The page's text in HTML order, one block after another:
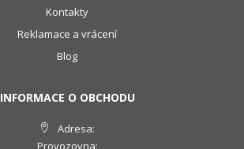
Kontakty
Reklamace a vrácení
Blog
INFORMACE O OBCHODU
Adresa:
Provozovna: